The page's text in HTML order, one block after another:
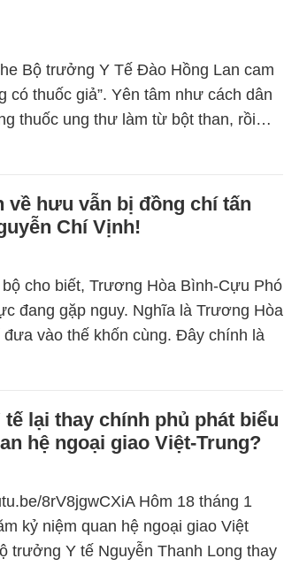
Bộ trưởng Y Tế Đào Hồng Lan cam
có thuốc giả”. Yên tâm như cách dân
thuốc ung thư làm từ bột than, rồi…
về hưu vẫn bị đồng chí tấn
Chí Vịnh!
cho biết, Trương Hòa Bình-Cựu Phó
đang gặp nguy. Nghĩa là Trương Hòa
vào thế khốn cùng. Đây chính là
lại thay chính phủ phát biểu
hệ ngoại giao Việt-Trung?
8rV8jgwCXiA Hôm 18 tháng 1
kỷ niệm quan hệ ngoại giao Việt
trưởng Y tế Nguyễn Thanh Long thay